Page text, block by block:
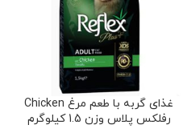
افزودن به سبد خرید
غذای گربه با طعم مرغ Chicken
رفلکس پلاس وزن 1.5 کیلوگرم